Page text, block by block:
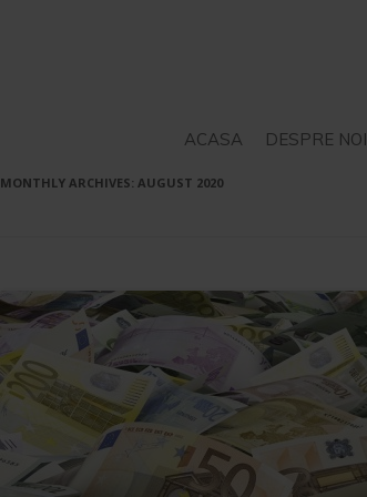
ACASA DESPRE NOI
MONTHLY ARCHIVES: AUGUST 2020